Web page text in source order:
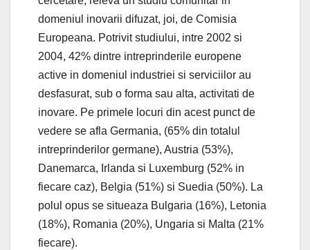
domeniul inovarii difuzat, joi, de Comisia
Europeana. Potrivit studiului, intre 2002 si
2004, 42% dintre intreprinderile europene
active in domeniul industriei si serviciilor au
desfasurat, sub o forma sau alta, activitati de
inovare. Pe primele locuri din acest punct de
vedere se afla Germania, (65% din totalul
intreprinderilor germane), Austria (53%),
Danemarca, Irlanda si Luxemburg (52% in
fiecare caz), Belgia (51%) si Suedia (50%). La
polul opus se situeaza Bulgaria (16%), Letonia
(18%), Romania (20%), Ungaria si Malta (21%
fiecare).